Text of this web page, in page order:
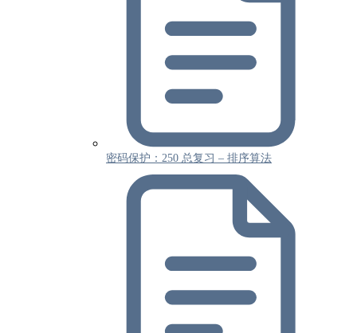
密码保护：250 总复习 – 排序算法